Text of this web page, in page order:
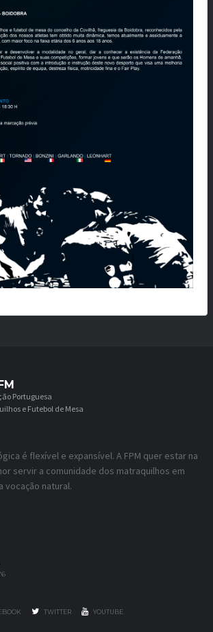
Portuguesa
e Futebol de Mesa
é flexível e expansível. A FPM quer estar na
servir a comunidade dos matraquilhos em
vocação natural.
TWITTER YOUTUBE